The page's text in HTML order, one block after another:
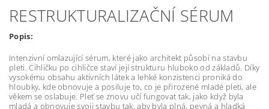
RESTRUKTURALIZAČNÍ SÉRUM
Popis:
Intenzivní omlazující sérum, které jako architekt působí na stavbu
pleti. Cihličku po cihličce staví její strukturu hluboko od základů. Díky
vysokému obsahu aktivních látek a lehké konzistenci proniká do
hloubky, kde obnovuje a posiluje to, co je přirozené mladé pleti, ale
věkem se oslabuje. Pleť se znovu učí fungovat tak, jako když byla
mladá a obnovuje svoji stavbu tak, aby byla plná, pevná a hladká